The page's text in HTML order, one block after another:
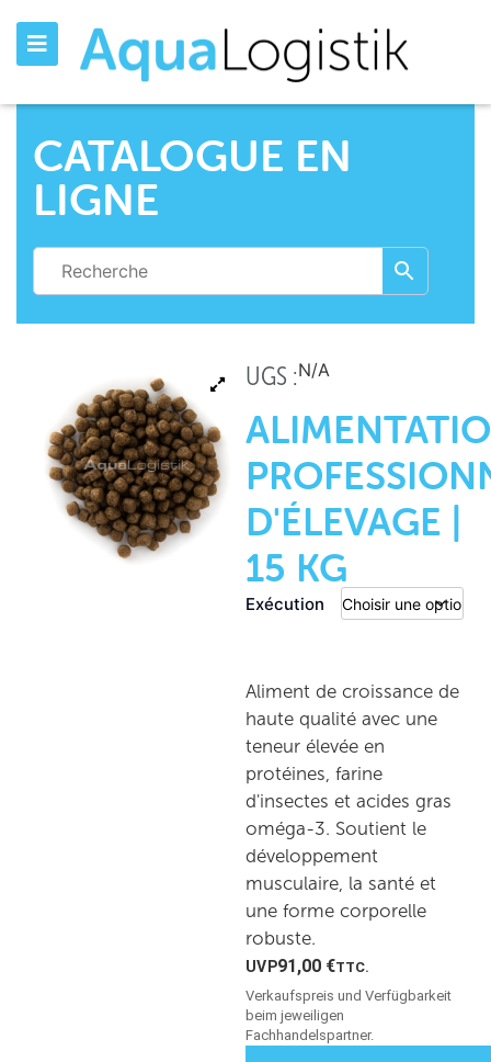
CATALOGUE EN
LIGNE
UGS :N/A
D'ÉLEVAGE |
15 KG
Exécution
Aliment de croissance de
haute qualité avec une
teneur élevée en
protéines, farine
d'insectes et acides gras
oméga-3. Soutient le
développement
musculaire, la santé et
une forme corporelle
robuste.
91,00 €TTC.